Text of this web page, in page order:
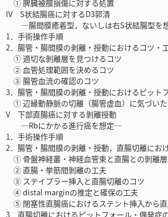
① 脾臓被膜損傷に対する処置
IV S状結腸癌に対するD3郭清
─腸間膜癒着型，ないしは右S状結腸型を
1．手術操作手順
2．腸管・腸間膜の剥離・授動におけるコツ・
① 適切な剝離層を見つけるコツ
② 血管処理範囲を決めるコツ
③ 腸管血流の確認のコツ
3．腸管・腸間膜の剥離・授動におけるピット
① 辺縁動静脈の切離（腸管虚血）に気づい
V 下部直腸癌に対する剝離授動
─Rbにかかる進行癌を想定─
1．手術操作手順
2．腸管・腸間膜の剥離・授動，直腸切離にお
① 骨盤神経叢・神経血管束と直腸との剝離
② 直腸・挙筋間剝離の工夫
③ ステイプラー挿入と直腸切離のコツ
④ distal marginの推定と確保の工夫
⑤ 閉塞性直腸癌におけるステント挿入から
3．直腸切離におけるピットフォール・偶発症